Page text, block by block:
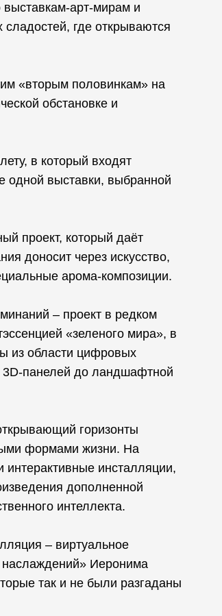
выставкам-арт-мирам и
где открываются
«вторым половинкам» на
обстановке и
в который входят
одной выставки, выбранной
проект, который даёт
доносит через искусство,
арома-композиции.
– проект в редком
«зеленого мира», в
из области цифровых
3D-панелей до ландшафтной
горизонты
формами жизни. На
интерактивные инсталляции,
дополненной
интеллекта.
– виртуальное
Иеронима
так и не были разгаданы